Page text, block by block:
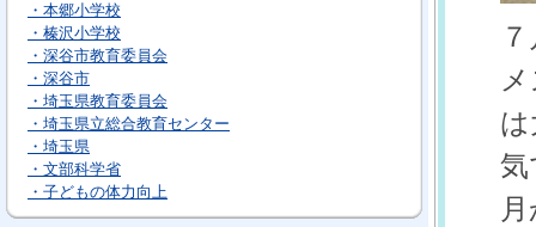
・本郷小学校
・榛沢小学校
・深谷市教育委員会
・深谷市
・埼玉県教育委員会
・埼玉県立総合教育センター
・埼玉県
・文部科学省
・子どもの体力向上
気